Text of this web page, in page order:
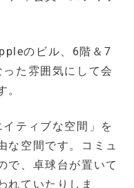
のビル、6階＆7
た雰囲気にして会
。
ティブな空間」を
な空間です。コミュ
で、卓球台が置いて
れていたりしま